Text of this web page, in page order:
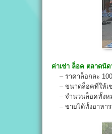
ค่าเช่า ล็อค ตลาดนัด
– ราคาล็อกละ
– ขนาดล็อคที่ให้เช่
– จำนวนล็อคทั้งหม
– ขายได้ทั้งอาหาร